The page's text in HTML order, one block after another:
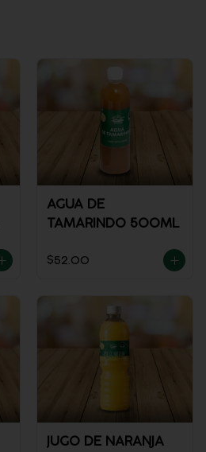
AGUA DE
TAMARINDO 500ML
$52.00
JUGO DE NARANJA